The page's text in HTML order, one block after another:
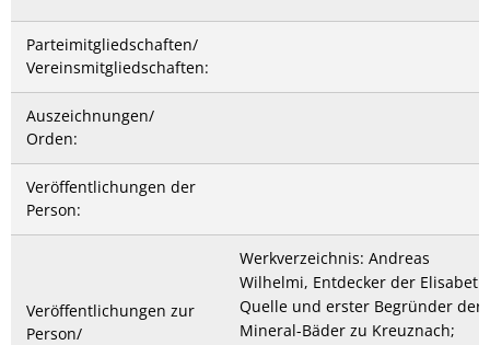
Parteimitgliedschaften/
Vereinsmitgliedschaften:
Auszeichnungen/
Orden:
Veröffentlichungen der
Person:
Veröffentlichungen zur
Person/
Werkverzeichnis: Andreas
Wilhelmi, Entdecker der
Quelle und erster Begründer der
Mineral-Bäder zu Kreuznach;